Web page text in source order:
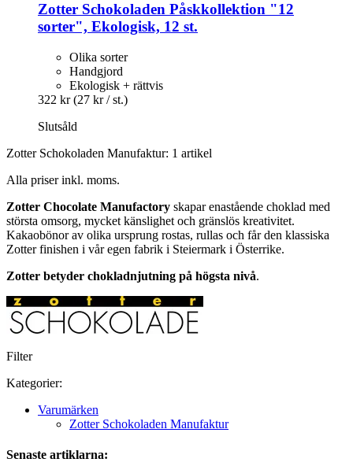
Zotter Schokoladen Påskkollektion "12
sorter", Ekologisk, 12 st.
Olika sorter
Handgjord
Ekologisk + rättvis
322 kr (27 kr / st.)
Slutsåld
Zotter Schokoladen Manufaktur: 1 artikel
Alla priser inkl. moms.
Zotter Chocolate Manufactory skapar enastående choklad med
största omsorg, mycket känslighet och gränslös kreativitet.
Kakaobönor av olika ursprung rostas, rullas och får den klassiska
Zotter finishen i vår egen fabrik i Steiermark i Österrike.
Zotter betyder chokladnjutning på högsta nivå.
Filter
Kategorier:
Varumärken
Zotter Schokoladen Manufaktur
Senaste artiklarna: